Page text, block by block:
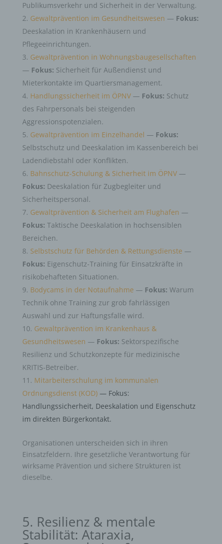
Publikumsverkehr und Sicherheit in der Verwaltung.
Gewaltprävention im Gesundheitswesen — Fokus:
Deeskalation in Krankenhäusern und
Pflegeeinrichtungen.
Gewaltprävention in Wohnungsbaugesellschaften
— Fokus: Sicherheit für Außendienst und
Mieterkontakte im Quartiersmanagement.
Handlungssicherheit im ÖPNV— Fokus: Schutz
des Fahrpersonals bei steigenden
Aggressionspotenzialen.
Gewaltprävention im Einzelhandel — Fokus:
Selbstschutz und Deeskalation im Kassenbereich bei
Ladendiebstahl oder Konflikten.
Bahnschutz-Schulung & Sicherheit im ÖPNV—
Fokus: Deeskalation für Zugbegleiter und
Sicherheitspersonal.
Gewaltprävention & Sicherheit am Flughafen —
Fokus: Taktische Deeskalation in hochsensiblen
Bereichen.
Selbstschutz für Behörden & Rettungsdienste —
Fokus: Eigenschutz-Training für Einsatzkräfte in
risikobehafteten Situationen.
Bodycams in der Notaufnahme — Fokus: Warum
Technik ohne Training zur grob fahrlässigen
Auswahl und zur Haftungsfalle wird.
Gewaltprävention im Krankenhaus &
Gesundheitswesen — Fokus: Sektorspezifische
Resilienz und Schutzkonzepte für medizinische
KRITIS-Betreiber.
Mitarbeiterschulung im kommunalen
Ordnungsdienst (KOD) — Fokus:
Handlungssicherheit, Deeskalation und Eigenschutz
im direkten Bürgerkontakt.
Organisationen unterscheiden sich in ihren
Einsatzfeldern. Ihre gesetzliche Verantwortung für
wirksame Prävention und sichere Strukturen ist
dieselbe.
5. Resilienz & mentale
Stabilität: Ataraxia,